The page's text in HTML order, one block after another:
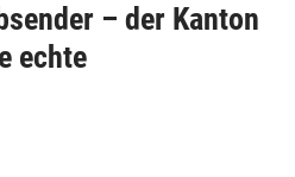
– der Kanton
echte